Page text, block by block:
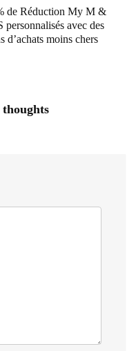
de Réduction My M &
personnalisés avec des
d’achats moins chers